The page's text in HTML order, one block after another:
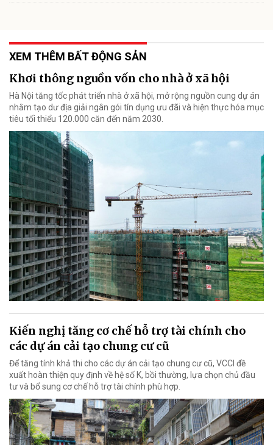
XEM THÊM BẤT ĐỘNG SẢN
Khơi thông nguồn vốn cho nhà ở xã hội
Hà Nội tăng tốc phát triển nhà ở xã hội, mở rộng nguồn cung dự án
nhằm tạo dư địa giải ngân gói tín dụng ưu đãi và hiện thực hóa mục
tiêu tối thiểu 120.000 căn đến năm 2030.
Kiến nghị tăng cơ chế hỗ trợ tài chính cho
các dự án cải tạo chung cư cũ
Để tăng tính khả thi cho các dự án cải tạo chung cư cũ, VCCI đề
xuất hoàn thiện quy định về hệ số K, bồi thường, lựa chọn chủ đầu
tư và bổ sung cơ chế hỗ trợ tài chính phù hợp.